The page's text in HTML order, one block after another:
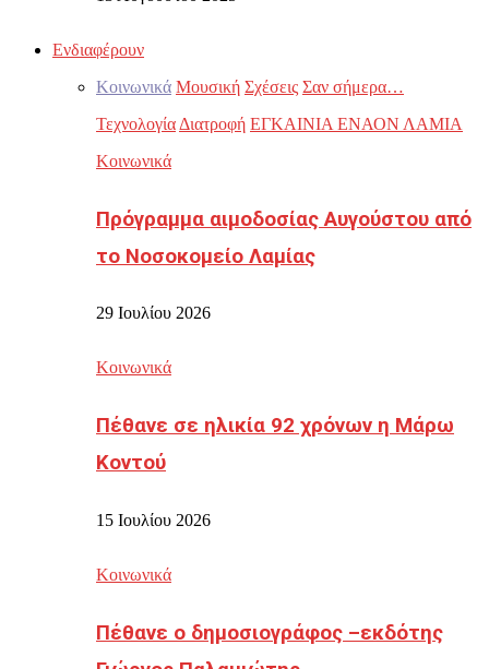
Ενδιαφέρουν
Κοινωνικά Μουσική Σχέσεις Σαν σήμερα…
Τεχνολογία Διατροφή ΕΓΚΑΙΝΙΑ ΕΝΑΟΝ ΛΑΜΙΑ
Κοινωνικά
Πρόγραμμα αιμοδοσίας Αυγούστου από
το Νοσοκομείο Λαμίας
29 Ιουλίου 2026
Κοινωνικά
Πέθανε σε ηλικία 92 χρόνων η Μάρω
Κοντού
15 Ιουλίου 2026
Κοινωνικά
Πέθανε ο δημοσιογράφος –εκδότης